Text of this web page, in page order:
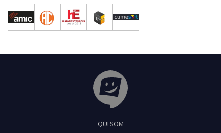
Feliu de Guíxols
QUI SOM